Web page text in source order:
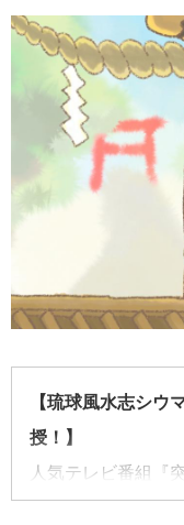
【琉球風水志シウ
授！】
人気テレビ番組『